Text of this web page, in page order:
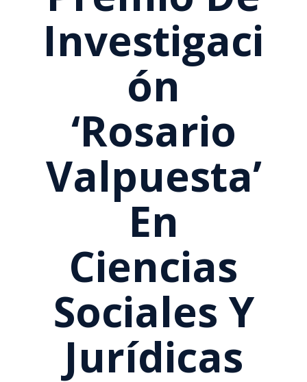
Investigaci
Ón
‘Rosario
Valpuesta’
En
Ciencias
Sociales Y
Jurídicas